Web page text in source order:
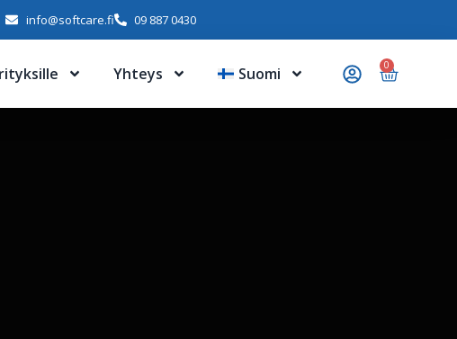
info@softcare.fi 09 887 0430
Yhteys Suomi 0